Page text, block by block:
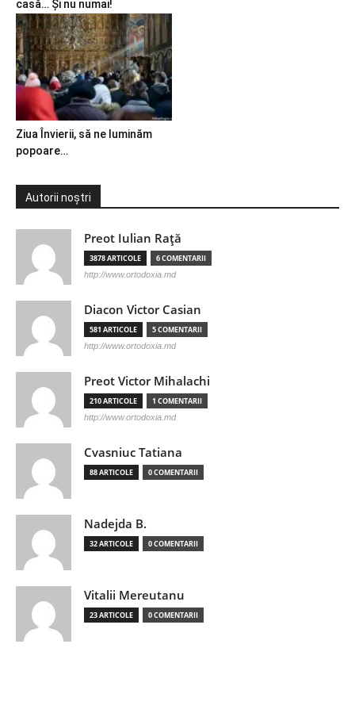
casă… Și nu numai!
Ziua Învierii, să ne luminăm
popoare…
Autorii noștri
Preot Iulian Raţă
3878 ARTICOLE 6 COMENTARII
http://www.ortodoxia.md
Diacon Victor Casian
581 ARTICOLE 5 COMENTARII
http://www.ortodoxia.md
Preot Victor Mihalachi
210 ARTICOLE 1 COMENTARII
http://www.ortodoxia.md
Cvasniuc Tatiana
88 ARTICOLE 0 COMENTARII
Nadejda B.
32 ARTICOLE 0 COMENTARII
Vitalii Mereutanu
23 ARTICOLE 0 COMENTARII